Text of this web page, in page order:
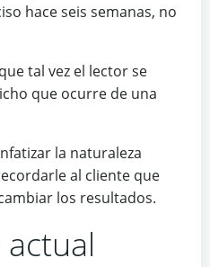
hace seis semanas, no
tal vez el lector se
que ocurre de una
la naturaleza
al cliente que
los resultados.